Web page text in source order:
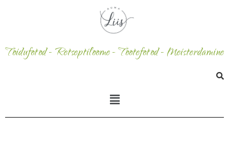
Toidufotod - Retseptiloome - Tootefotod - Meisterdamine